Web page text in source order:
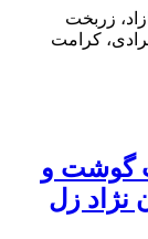
زربخت
کرامت
گوشت و
نژاد زل